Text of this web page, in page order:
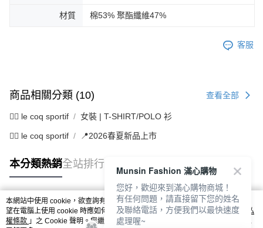
材質 棉53% 聚酯纖維47%
客服
商品相關分類 (10) 查看全部
🚴‍♂️ le coq sportif 女裝 | T-SHIRT/POLO 衫
🚴‍♂️ le coq sportif 📍2026春夏新品上市
本分類熱銷全站排行
熱門標籤
本網站中使用 cookie，欲查詢有關本網站使用 cookie 方式之詳情，及若您不希
望在電腦上使用 cookie 時應如何變更電腦的 cookie 設定，請參閱本網站「
隱私
權條款 」之 Cookie 聲明。您繼續使用本網站即表示您同意本公司得按本網站使
Munsin Fashion 滿心購物
您好，歡迎來到滿心購物商城！
有任何問題，請直接留下您的姓名
及聯絡電話，方便我們以最快速度
處理喔~